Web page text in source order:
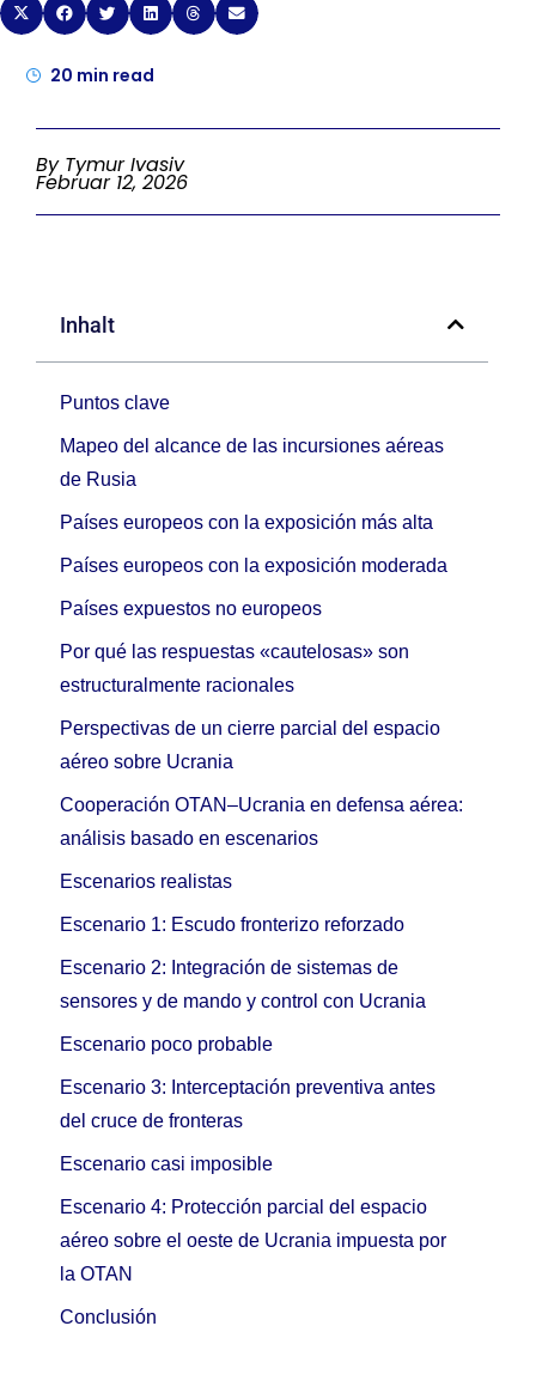
20 min read
By Tymur Ivasiv
Februar 12, 2026
Inhalt
Puntos clave
Mapeo del alcance de las incursiones aéreas
de Rusia
Países europeos con la exposición más alta
Países europeos con la exposición moderada
Países expuestos no europeos
Por qué las respuestas «cautelosas» son
estructuralmente racionales
Perspectivas de un cierre parcial del espacio
aéreo sobre Ucrania
Cooperación OTAN–Ucrania en defensa aérea:
análisis basado en escenarios
Escenarios realistas
Escenario 1: Escudo fronterizo reforzado
Escenario 2: Integración de sistemas de
sensores y de mando y control con Ucrania
Escenario poco probable
Escenario 3: Interceptación preventiva antes
del cruce de fronteras
Escenario casi imposible
Escenario 4: Protección parcial del espacio
aéreo sobre el oeste de Ucrania impuesta por
la OTAN
Conclusión